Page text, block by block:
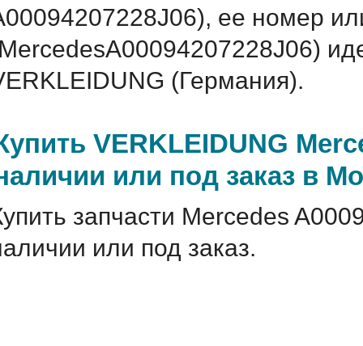
ее номер
(Германия).
VERKLEIDUNG
или под заказ в
запчасти Mercedes
или под заказ.